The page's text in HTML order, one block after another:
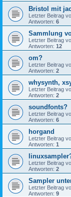
Bristol mit
Letzter Beitrag
Antworten: 6
Sammlung
Letzter Beitrag
Antworten: 12
om?
Letzter Beitrag
Antworten: 2
whysynth,
Letzter Beitrag
Antworten: 2
soundfonts?
Letzter Beitrag
Antworten: 6
horgand
Letzter Beitrag
Antworten: 1
Letzter Beitrag
Antworten: 2
Sampler
Letzter Beitrag
Antworten: 9